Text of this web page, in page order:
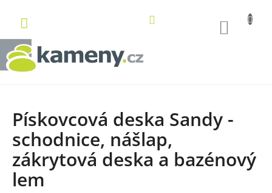
obsah
Pískovcová deska Sandy -
schodnice, nášlap,
zákrytová deska a bazénový
lem